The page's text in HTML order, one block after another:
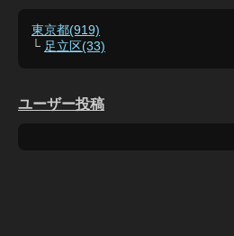
東京都(919)
└ 足立区(33)
ユーザー投稿